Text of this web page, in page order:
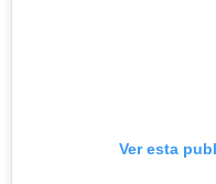
Ver esta